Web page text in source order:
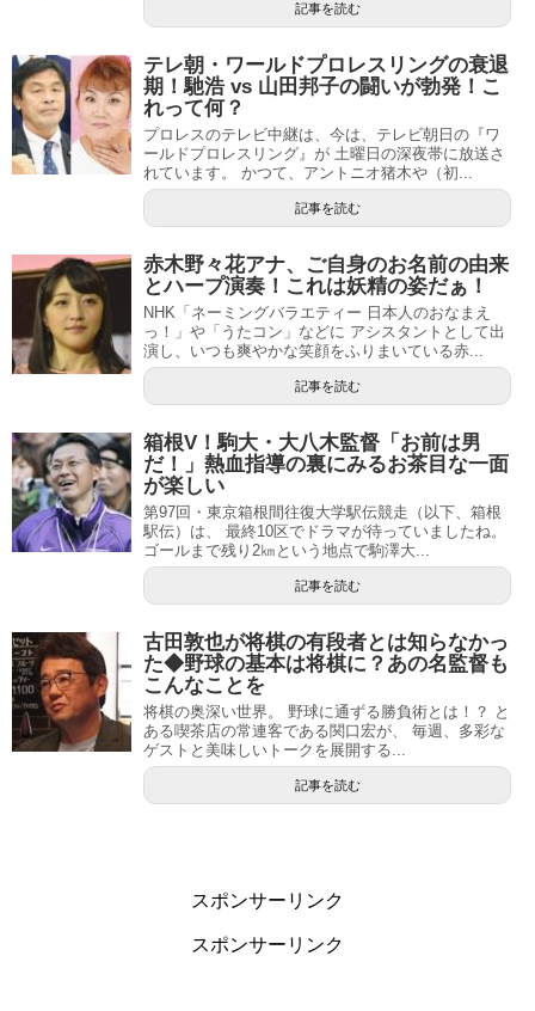
記事を読む
テレ朝・ワールドプロレスリングの衰退
期！馳浩 vs 山田邦子の闘いが勃発！こ
れって何？
プロレスのテレビ中継は、今は、テレビ朝日の『ワ
ールドプロレスリング』が 土曜日の深夜帯に放送さ
れています。 かつて、アントニオ猪木や（初...
記事を読む
赤木野々花アナ、ご自身のお名前の由来
とハープ演奏！これは妖精の姿だぁ！
NHK「ネーミングバラエティー 日本人のおなまえ
っ！」や「うたコン」などに アシスタントとして出
演し、いつも爽やかな笑顔をふりまいている赤...
記事を読む
箱根V！駒大・大八木監督「お前は男
だ！」熱血指導の裏にみるお茶目な一面
が楽しい
第97回・東京箱根間往復大学駅伝競走（以下、箱根
駅伝）は、 最終10区でドラマが待っていましたね。
ゴールまで残り2㎞という地点で駒澤大...
記事を読む
古田敦也が将棋の有段者とは知らなかっ
た◆野球の基本は将棋に？あの名監督も
こんなことを
将棋の奥深い世界。 野球に通ずる勝負術とは！？ と
ある喫茶店の常連客である関口宏が、 毎週、多彩な
ゲストと美味しいトークを展開する...
記事を読む
スポンサーリンク
スポンサーリンク